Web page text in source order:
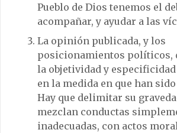
Pueblo de Dios tenemos el
acompañar, y ayudar a las
La opinión publicada, y los
posicionamientos políticos,
la objetividad y
en la medida en que han
Hay que delimitar su
mezclan conductas
inadecuadas, con actos